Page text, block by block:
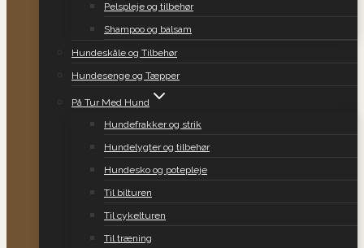
Pelspleje og tilbehør
Shampoo og balsam
Hundeskåle og Tilbehør
Hundesenge og Tæpper
På Tur Med Hund
Hundefrakker og strik
Hundelygter og tilbehør
Hundesko og potepleje
Til bilturen
Til cykelturen
Til træning